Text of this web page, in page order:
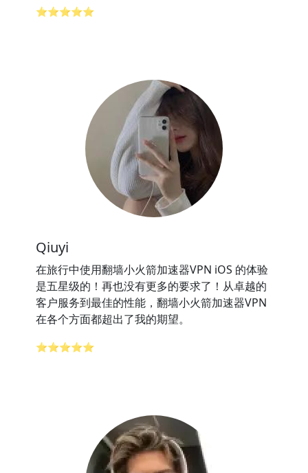
⭐⭐⭐⭐⭐
Qiuyi
在旅行中使用翻墙小火箭加速器VPN iOS 的体验
是五星级的！再也没有更多的要求了！从卓越的
客户服务到最佳的性能，翻墙小火箭加速器VPN
在各个方面都超出了我的期望。
⭐⭐⭐⭐⭐